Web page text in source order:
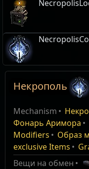
Имя
Кукловод
Боец Синдиката
Подмастерье
MasterQuest
Акт 1
К вам подошёл
Имя
Necropolis
Подмастерье
MasterQuest
Акт 1
К вам подошёл
League,
Content
Некрополь
Mechanism
Фонарь Аримора
Modifiers
Образ
exclusive Items
Вещи на обмен